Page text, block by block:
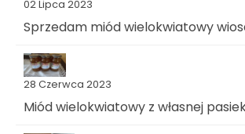
02 Lipca 2023
Sprzedam miód wielokwiatowy
28 Czerwca 2023
Miód wielokwiatowy z własnej